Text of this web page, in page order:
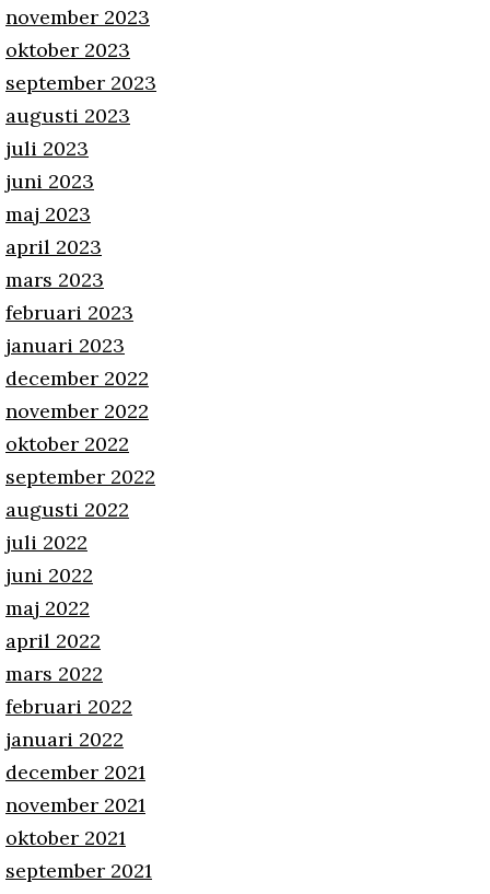
november 2023
oktober 2023
september 2023
augusti 2023
juli 2023
juni 2023
maj 2023
april 2023
mars 2023
februari 2023
januari 2023
december 2022
november 2022
oktober 2022
september 2022
augusti 2022
juli 2022
juni 2022
maj 2022
april 2022
mars 2022
februari 2022
januari 2022
december 2021
november 2021
oktober 2021
september 2021